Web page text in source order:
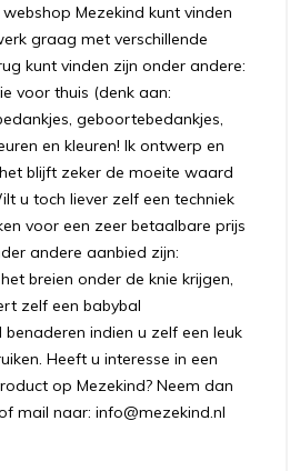
Mezekind kunt vinden
graag met verschillende
kunt vinden zijn onder andere:
voor thuis (denk aan:
geboortebedankjes,
en kleuren! Ik ontwerp en
blijft zeker de moeite waard
u toch liever zelf een techniek
voor een zeer betaalbare prijs
andere aanbied zijn:
breien onder de knie krijgen,
zelf een babybal
indien u zelf een leuk
Heeft u interesse in een
op Mezekind? Neem dan
mail naar: info@mezekind.nl